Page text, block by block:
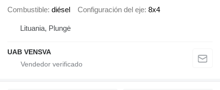
Combustible diésel Configuración del eje 8x4
Lituania, Plungė
UAB VENSVA